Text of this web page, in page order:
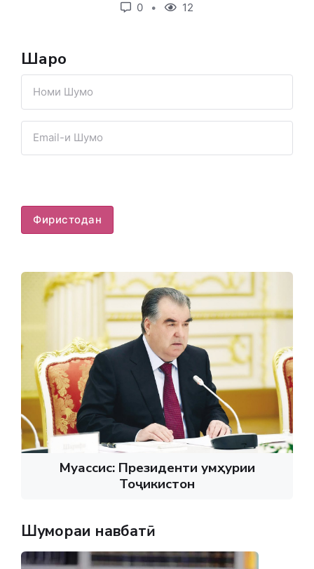
0 12
Шарҳҳо
Фиристодан
Муассис: Президенти Ҷумҳурии
Тоҷикистон
Шумораи навбатӣ